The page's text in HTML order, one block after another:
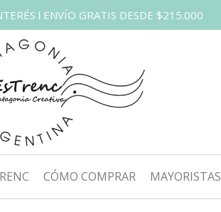
l ENVÍO GRATIS DESDE $215.000
CÓMO COMPRAR MAYORISTAS